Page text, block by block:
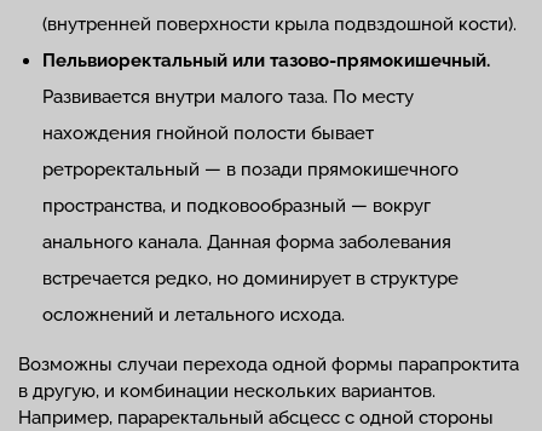
(внутренней поверхности крыла подвздошной кости).
Пельвиоректальный или тазово-прямокишечный.
Развивается внутри малого таза. По месту
нахождения гнойной полости бывает
ретроректальный — в позади прямокишечного
пространства, и подковообразный — вокруг
анального канала. Данная форма заболевания
встречается редко, но доминирует в структуре
осложнений и летального исхода.
Возможны случаи перехода одной формы парапроктита
в другую, и комбинации нескольких вариантов.
Например, параректальный абсцесс с одной стороны